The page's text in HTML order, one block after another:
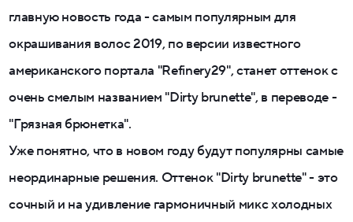
главную новость года - самым популярным для
окрашивания волос 2019, по версии известного
американского портала "Refinery29", станет оттенок с
очень смелым названием "Dirty brunette", в переводе -
"Грязная брюнетка".
Уже понятно, что в новом году будут популярны самые
неординарные решения. Оттенок "Dirty brunette" - это
сочный и на удивление гармоничный микс холодных